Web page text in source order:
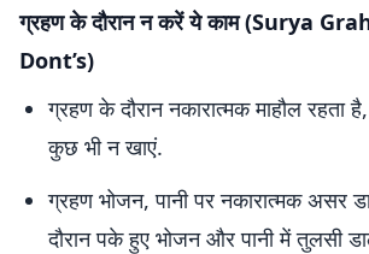
ग्रहण के दौरान न करें ये काम (Surya
Dont’s)
ग्रहण के दौरान नकारात्‍मक माहौल रहता
कुछ भी न खाएं.
ग्रहण भोजन, पानी पर नकारात्‍मक असर
दौरान पके हुए भोजन और पानी में तुलसी